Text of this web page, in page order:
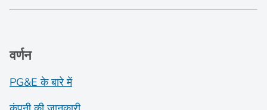
वर्णन
PG&E के बारे में